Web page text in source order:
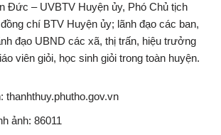
Đức – UVBTV Huyện ủy, Phó Chủ tịch
chí BTV Huyện ủy; lãnh đạo các ban,
đạo UBND các xã, thị trấn, hiệu trưởng
viên giỏi, học sinh giỏi trong toàn huyện.
thanhthuy.phutho.gov.vn
ảnh: 86011